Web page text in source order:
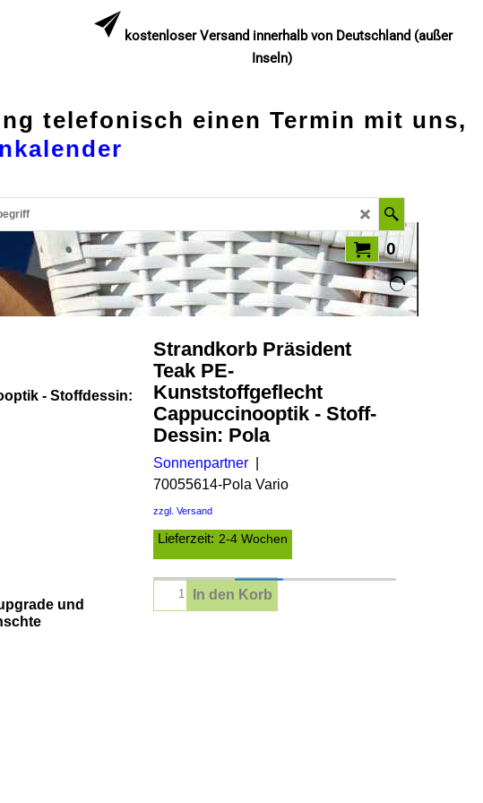
kostenloser Versand innerhalb von Deutschland (außer
Inseln)
telefonisch einen Termin mit uns,
0
Strandkorb Präsident
Teak PE-
Kunststoffgeflecht
Cappuccinooptik - Stoff-
Dessin: Pola
Sonnenpartner
70055614-Pola Vario
zzgl. Versand
Lieferzeit: 2-4 Wochen
In den Korb
- Stoffdessin:
und